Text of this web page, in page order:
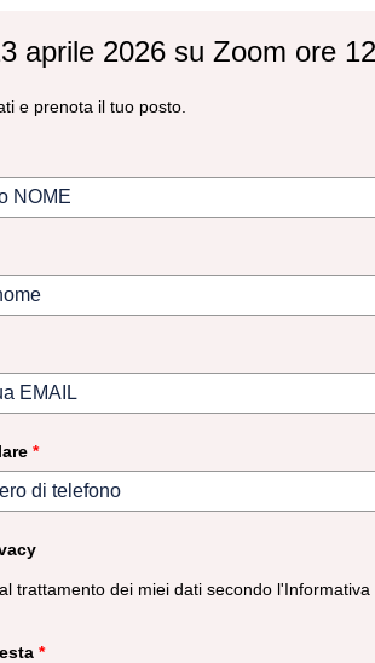
aprile 2026 su Zoom ore
e prenota il tuo posto.
*
trattamento dei miei dati secondo l'Informativa
*